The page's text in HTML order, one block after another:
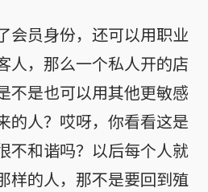
会员身份，还可以用职业
人，那么一个私人开的店
不是也可以用其他更敏感
的人？哎呀，你看看这是
不和谐吗？以后每个人就
样的人，那不是要回到殖